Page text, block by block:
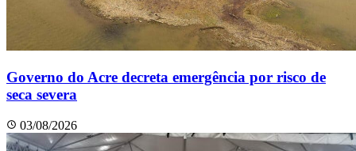
Governo do Acre decreta emergência por risco de
seca severa
03/08/2026